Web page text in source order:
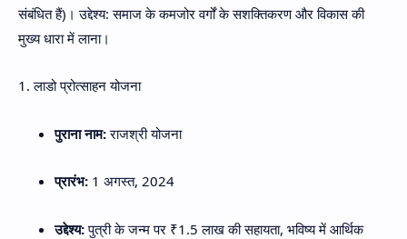
संबंधित हैं)। उद्देश्य: समाज के कमजोर वर्गों के सशक्तिकरण और विकास की
मुख्य धारा में लाना।
​1. लाडो प्रोत्साहन योजना
पुराना नाम:राजश्री योजना
प्रारंभ: 1 अगस्त, 2024
उद्देश्य:पुत्री के जन्म पर ₹1.5 लाख की सहायता, भविष्य में आर्थिक